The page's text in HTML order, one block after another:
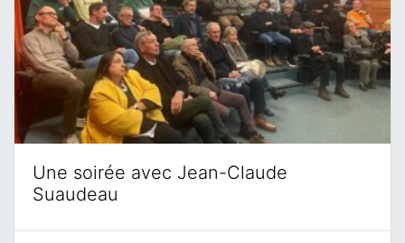
Une soirée avec Jean-Claude
Suaudeau